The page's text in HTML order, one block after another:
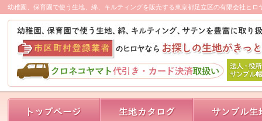
幼稚園、保育園で使う生地、綿、キルティングを販売する東京都足立区の有限会社ヒ